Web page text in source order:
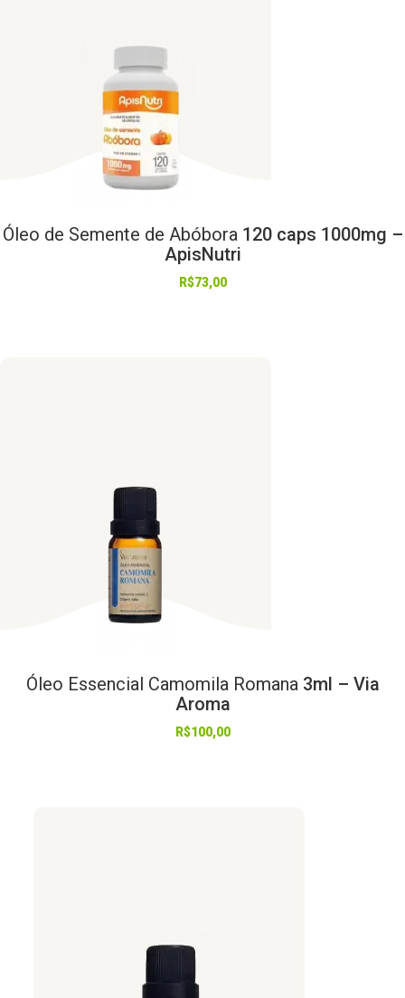
Óleo de Semente de Abóbora120 caps 1000mg –
ApisNutri
R$73,00
Óleo Essencial Camomila Romana3ml – Via
Aroma
R$100,00